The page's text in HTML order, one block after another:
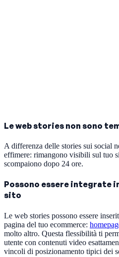
Le web stories non sono
A differenza delle stories sui social
effimere: rimangono visibili sul tuo
scompaiono dopo 24 ore.
Possono essere integrate
sito
Le web stories possono essere
pagina del tuo ecommerce:
molto altro. Questa flessibilità ti
utente con contenuti video
vincoli di posizionamento tipici dei